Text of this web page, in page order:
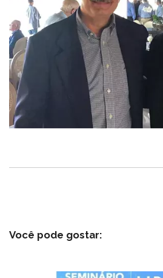
Você pode gostar: